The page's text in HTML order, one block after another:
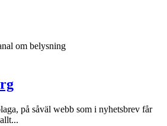
om belysning
på såväl webb som i nyhetsbrev får